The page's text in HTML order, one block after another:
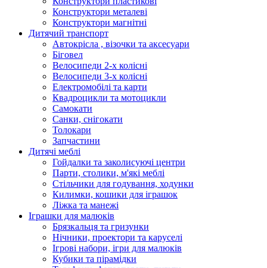
Конструктори металеві
Конструктори магнітні
Дитячий транспорт
Автокрісла , візочки та аксесуари
Біговел
Велосипеди 2-х колісні
Велосипеди 3-х колісні
Електромобілі та карти
Квадроцикли та мотоцикли
Самокати
Санки, снігокати
Толокари
Запчастини
Дитячі меблі
Гойдалки та заколисуючі центри
Парти, столики, м'які меблі
Стільчики для годування, ходунки
Килимки, кошики для іграшок
Ліжка та манежі
Іграшки для малюків
Брязкальця та гризунки
Нічники, проектори та каруселі
Ігрові набори, ігри для малюків
Кубики та пірамідки